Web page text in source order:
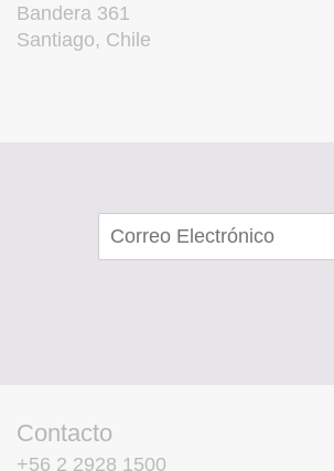
Bandera 361
Santiago, Chile
Contacto
+56 2 2928 1500